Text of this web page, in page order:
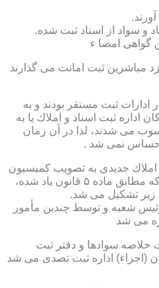
و سواد از اسناد ثبت شده.
گواهی امضا ء
مباشرین ثبت امانت می گذارند
ثبت مستقر بودند و به
اداره ثبت اسناد و املاك یا به
می شدند، لذا در آن زمان
احساس نمی شد .
اسناد و املاك جدیدی به تصویب كمیسیون
عدلیه مجلس شورای ملی رسید كه مطابق ماده ۵ قانون یاد شده،
زیر تشكیل می شد.
شعبه و توسط چندین مأمور
می شد
خلاصه سوادها و دفتر ثبت
(اجزاء) اداره ثبت تصدی می شد